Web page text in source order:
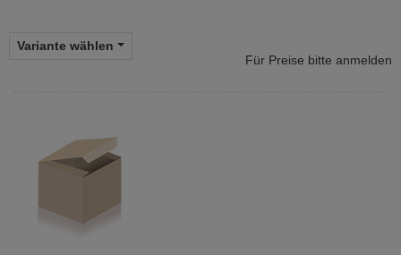
Variante wählen
Für Preise bitte anmelden